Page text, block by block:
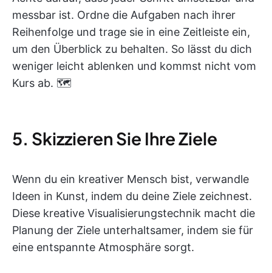
messbar ist. Ordne die Aufgaben nach ihrer
Reihenfolge und trage sie in eine Zeitleiste ein,
um den Überblick zu behalten. So lässt du dich
weniger leicht ablenken und kommst nicht vom
Kurs ab. 🗺️
5. Skizzieren Sie Ihre Ziele
Wenn du ein kreativer Mensch bist, verwandle
Ideen in Kunst, indem du deine Ziele zeichnest.
Diese kreative Visualisierungstechnik macht die
Planung der Ziele unterhaltsamer, indem sie für
eine entspannte Atmosphäre sorgt.